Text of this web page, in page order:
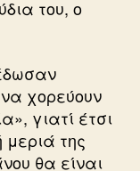
του, ο
χορεύουν
γιατί έτσι
της
θα είναι